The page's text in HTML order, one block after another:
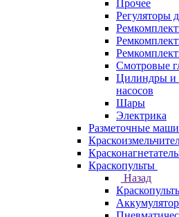
Прочее
Регуляторы
Смотровые
Цилиндры и
насосов
Шары
Электрика
Разметочные
Краскопульты
Назад